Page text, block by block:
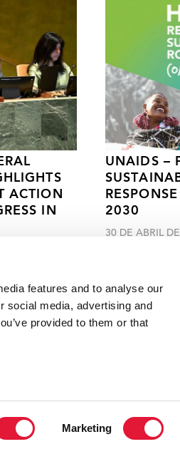
features and to analyse our
social media, advertising and
provided to them or that
Marketing
ACTION
IN
UNAIDS –
2030
30 DE ABRIL
VIH